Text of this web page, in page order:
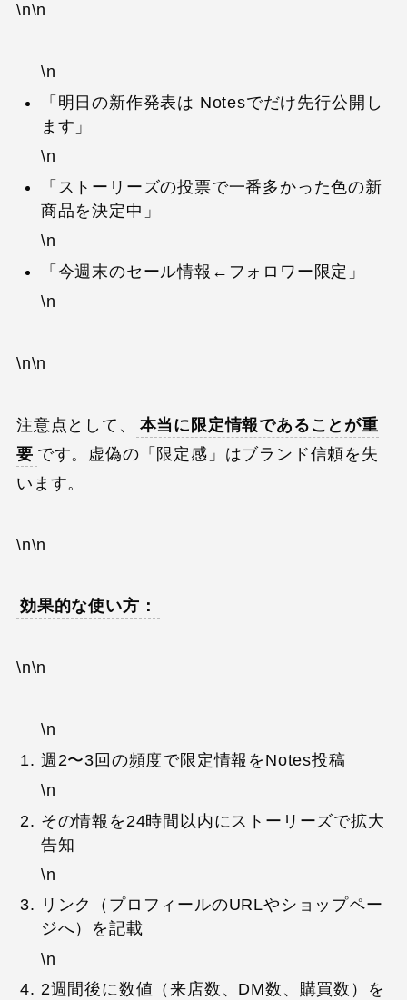
\n\n
\n
「明日の新作発表は Notesでだけ先行公開し
ます」
\n
「ストーリーズの投票で一番多かった色の新
商品を決定中」
\n
「今週末のセール情報←フォロワー限定」
\n
\n\n
注意点として、
本当に限定情報であることが重
要 です。虚偽の「限定感」はブランド信頼を失
います。
\n\n
効果的な使い方：
\n\n
\n
週2〜3回の頻度で限定情報をNotes投稿
\n
その情報を24時間以内にストーリーズで拡大
告知
\n
リンク（プロフィールのURLやショップペー
ジへ）を記載
\n
2週間後に数値（来店数、DM数、購買数）を